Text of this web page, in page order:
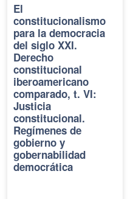
El
constitucionalismo
para la democracia
del siglo XXI.
Derecho
constitucional
iberoamericano
comparado, t. VI:
Justicia
constitucional.
Regímenes de
gobierno y
gobernabilidad
democrática